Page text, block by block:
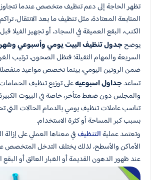
تظهر الحاجة إلى دعم تنظيف متخصص عندما
المتابعة المعتادة، مثل تنظيف ما بعد الانتقال،
الكنب، البقع العميقة في السجاد، أو تجهيز الفيلا
يوضحجدول تنظيف البيت يومي وأسبوعي
السريعة والمهام الثقيلة؛ فتظل الصحون، ترتيب
ضمن الروتين اليومي، بينما تخصص مواعيد
تساعدجداول اسبوعيهعلى توزيع تنظيف
والمجلس دون ضغط متأخر، خاصة في البيوت
تناسب عاملات تنظيف يومي بالدمام الحالات التي
بسبب كبر المساحة أو كثرة الاستخدام.
وتعتمد عمليةالتنظيففي معناها العملي على
الأماكن والأسطح، لذلك يختلف التدخل المتخصص
عند ظهور الدهون القديمة أو الغبار العالق أو